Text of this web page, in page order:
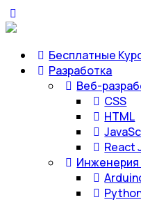
Бесплатные
Разработка
Веб-
CSS
HTML
React
Инженерия